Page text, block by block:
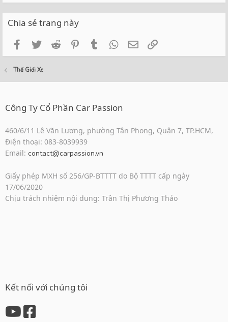
Chia sẻ trang này
FacebookTwitterReddit PinterestTumblrWhatsApp
Email
Thế Giới Xe
Công Ty Cổ Phần Car Passion
460/6/11 Lê Văn Lương, phường Tân Phong, Quận 7, TP.HCM,
Điện thoại: 083-8039939
Email: contact@carpassion.vn
Giấy phép MXH số 256/GP-BTTTT do Bộ TTTT cấp ngày
17/06/2020
Chịu trách nhiệm nội dung: Trần Thị Phương Thảo
Kết nối với chúng tôi